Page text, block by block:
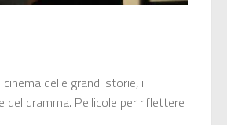
cinema delle grandi storie, i
dramma. Pellicole per riflettere